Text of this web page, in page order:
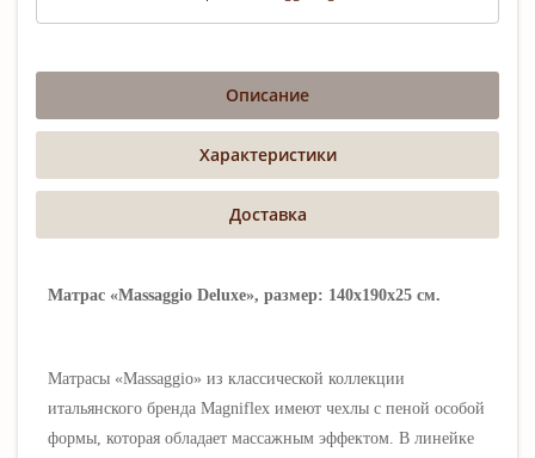
Описание
Характеристики
Доставка
Матрас «Massaggio Deluxe», размер: 140х190х25 см.
Матрасы «Massaggio» из классической коллекции
итальянского бренда Magniflex имеют чехлы с пеной особой
формы, которая обладает массажным эффектом. В линейке